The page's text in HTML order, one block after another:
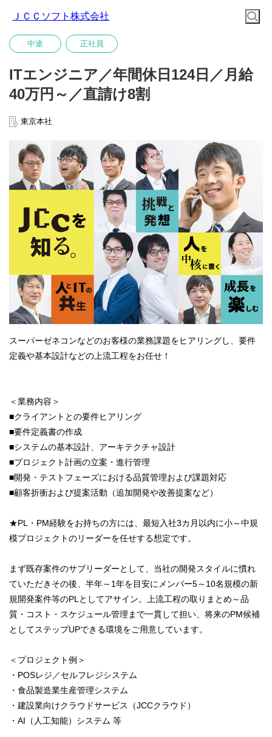
ＪＣＣソフト株式会社
中途 正社員
ITエンジニア／年間休日124日／月給
40万円～／直請け8割
東京本社
スーパーゼネコンなどのお客様の業務課題をヒアリングし、要件
定義や基本設計などの上流工程をお任せ！
＜業務内容＞
■クライアントとの要件ヒアリング
■要件定義書の作成
■システムの基本設計、アーキテクチャ設計
■プロジェクト計画の立案・進行管理
■開発・テストフェーズにおける品質管理および課題対応
■顧客折衝および提案活動（追加開発や改善提案など）
★PL・PM経験をお持ちの方には、最短入社3カ月以内に小～中規
模プロジェクトのリーダーを任せする想定です。
まず既存案件のサブリーダーとして、当社の開発スタイルに慣れ
ていただきその後、半年～1年を目安にメンバー5～10名規模の新
規開発案件等のPLとしてアサイン。上流工程の取りまとめ～品
質・コスト・スケジュール管理まで一貫して担い、将来のPM候補
としてステップUPできる環境をご用意しています。
＜プロジェクト例＞
・POSレジ／セルフレジシステム
・食品製造業生産管理システム
・建設業向けクラウドサービス（JCCクラウド）
・AI（人工知能）システム 等